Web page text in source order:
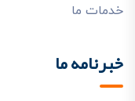
خدمات ما
خبرنامه ما